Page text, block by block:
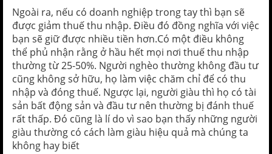
Ngoài ra, nếu có doanh nghiệp trong tay thì bạn sẽ
được giảm thuế thu nhập. Điều đó đồng nghĩa với việc
bạn sẽ giữ được nhiều tiền hơn.Có một điều không
thể phủ nhận rằng ở hầu hết mọi nơi thuế thu nhập
thường từ 25-50%. Người nghèo thường không đầu tư
cũng không sở hữu, họ làm việc chăm chỉ để có thu
nhập và đóng thuế. Ngược lại, người giàu thì họ có tài
sản bất động sản và đầu tư nên thường bị đánh thuế
rất thấp. Đó cũng là lí do vì sao bạn thấy những người
giàu thường có cách làm giàu hiệu quả mà chúng ta
không hay biết